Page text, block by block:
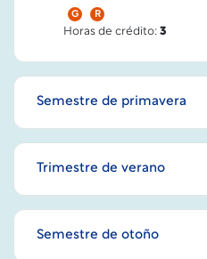
G R
Horas de crédito: 3
Semestre de primavera
Trimestre de verano
Semestre de otoño